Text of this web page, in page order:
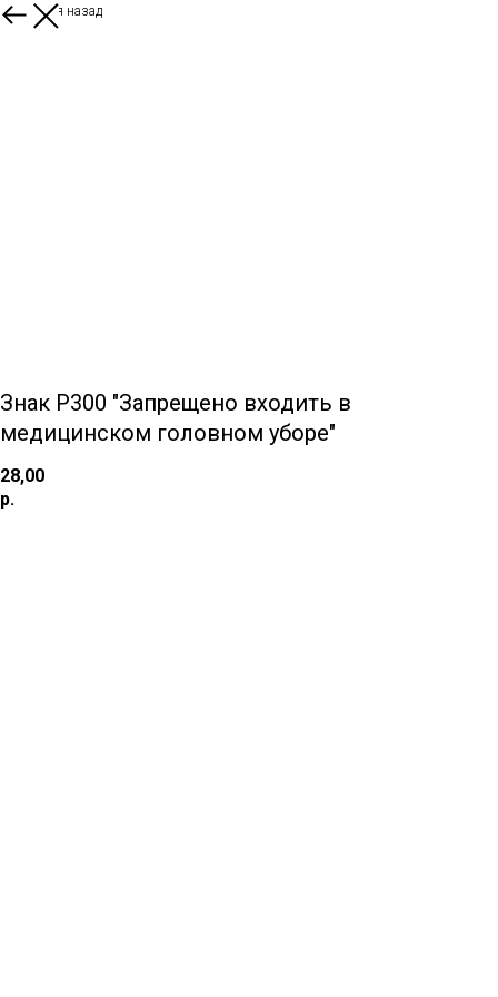
Вернуться назад
Знак P300 "Запрещено входить в
медицинском головном уборе"
28,00
р.